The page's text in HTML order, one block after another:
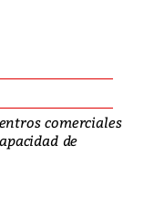
comerciales
de